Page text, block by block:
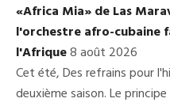
«Africa Mia» de Las
l'orchestre afro-cubaine
l'Afrique8 août 2026
Cet été, Des refrains pour
deuxième saison. Le